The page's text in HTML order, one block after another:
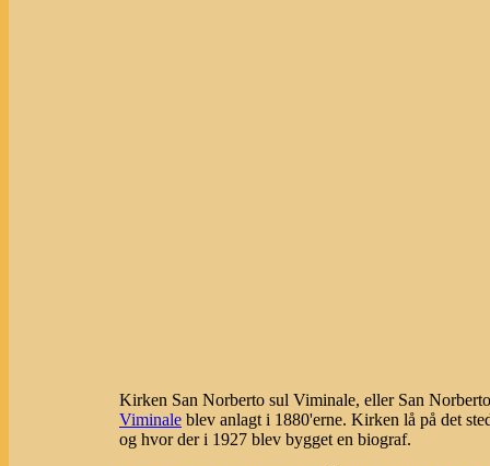
Kirken San Norberto sul Viminale, eller San
Viminale blev anlagt i 1880'erne. Kirken lå på det
og hvor der i 1927 blev bygget en biograf.